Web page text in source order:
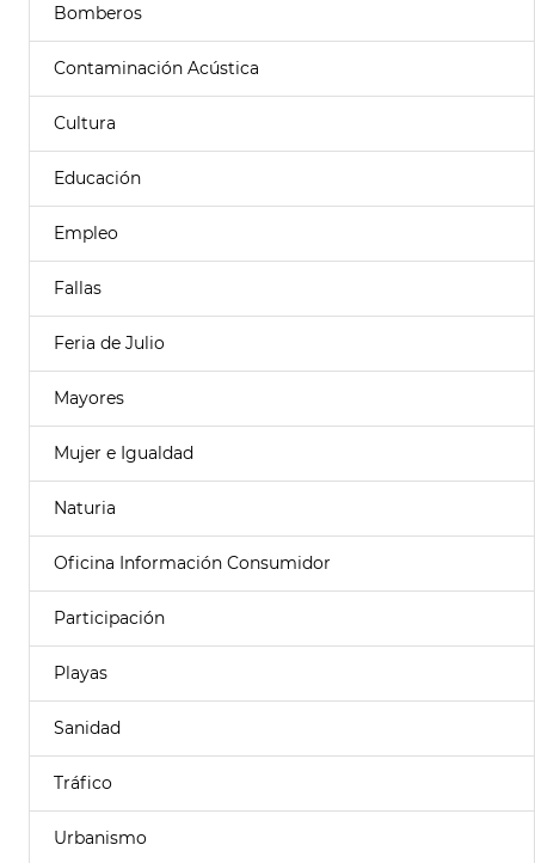
Bomberos
Contaminación Acústica
Cultura
Educación
Empleo
Fallas
Feria de Julio
Mayores
Mujer e Igualdad
Naturia
Oficina Información Consumidor
Participación
Playas
Sanidad
Tráfico
Urbanismo